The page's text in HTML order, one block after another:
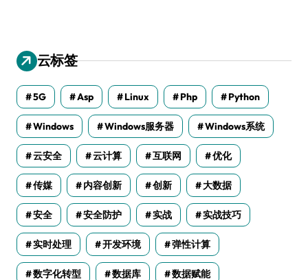
云标签
5G Asp Linux Php Python
Windows Windows服务器 Windows系统
云安全 云计算 互联网 优化
传媒 内容创新 创新 大数据
安全 安全防护 实战 实战技巧
实时处理 开发环境 弹性计算
数字化转型 数据库 数据赋能